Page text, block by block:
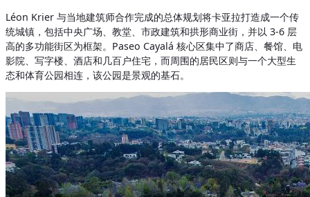
Léon Krier 与当地建筑师合作完成的总体规划将卡亚拉打造成一个传
统城镇，包括中央广场、教堂、市政建筑和拱形商业街，并以 3-6 层
高的多功能街区为框架。Paseo Cayalá 核心区集中了商店、餐馆、电
影院、写字楼、酒店和几百户住宅，而周围的居民区则与一个大型生
态和体育公园相连，该公园是景观的基石。